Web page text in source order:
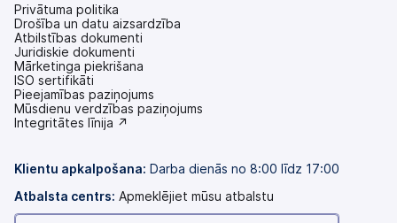
Privātuma politika
Drošība un datu aizsardzība
Atbilstības dokumenti
Juridiskie dokumenti
Mārketinga piekrišana
ISO sertifikāti
Pieejamības paziņojums
(tiek
atvērts
Mūsdienu verdzības paziņojums
(tiek
cilnē)
Integritātes līnija ↗
Klientu apkalpošana: Darba dienās no 8:00 līdz 17:00
Atbalsta centrs: Apmeklējiet mūsu atbalstu